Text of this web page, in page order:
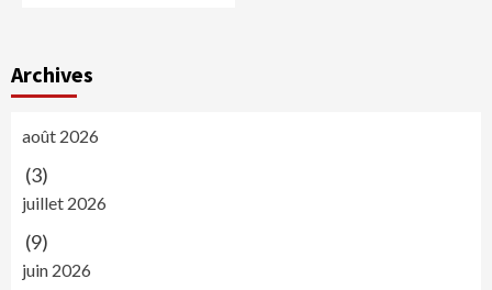
Archives
août 2026
(3)
juillet 2026
(9)
juin 2026